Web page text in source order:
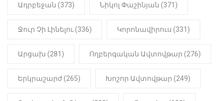
մանկապղծության համար
մարմինը
Ադրբեջան (373) Նիկոլ Փաշինյան (371)
Ջուր Չի Լինելու (336) Կորոնավիրուս (331)
Արցախ (281) Ողբերգական Ավտովթար (276)
Երկրաշարժ (265) Խոշոր Ավտովթար (249)